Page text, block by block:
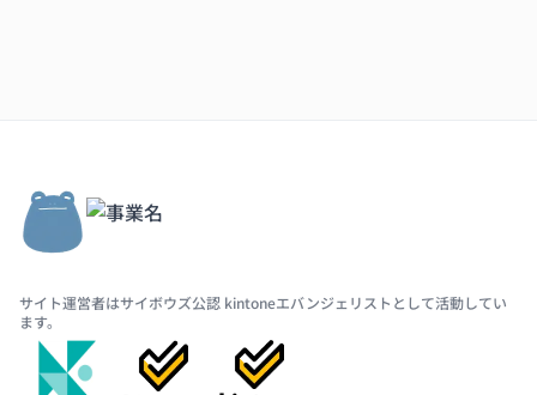
サイト運営者はサイボウズ公認 kintoneエバンジェリストとして活動してい
ます。